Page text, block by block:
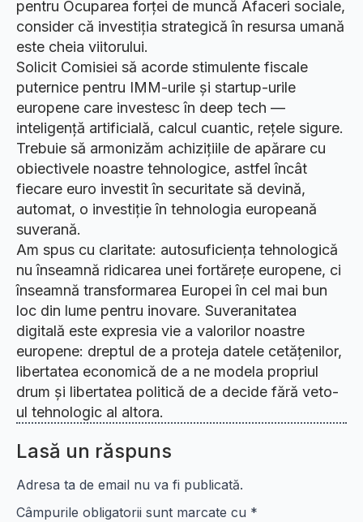
pentru Ocuparea forței de muncă Afaceri sociale,
consider că investiția strategică în resursa umană
este cheia viitorului.
Solicit Comisiei să acorde stimulente fiscale
puternice pentru IMM-urile și startup-urile
europene care investesc în deep tech —
inteligență artificială, calcul cuantic, rețele sigure.
Trebuie să armonizăm achizițiile de apărare cu
obiectivele noastre tehnologice, astfel încât
fiecare euro investit în securitate să devină,
automat, o investiție în tehnologia europeană
suverană.
Am spus cu claritate: autosuficiența tehnologică
nu înseamnă ridicarea unei fortărețe europene, ci
înseamnă transformarea Europei în cel mai bun
loc din lume pentru inovare. Suveranitatea
digitală este expresia vie a valorilor noastre
europene: dreptul de a proteja datele cetățenilor,
libertatea economică de a ne modela propriul
drum și libertatea politică de a decide fără veto-
ul tehnologic al altora.
Lasă un răspuns
Adresa ta de email nu va fi publicată.
Câmpurile obligatorii sunt marcate cu *